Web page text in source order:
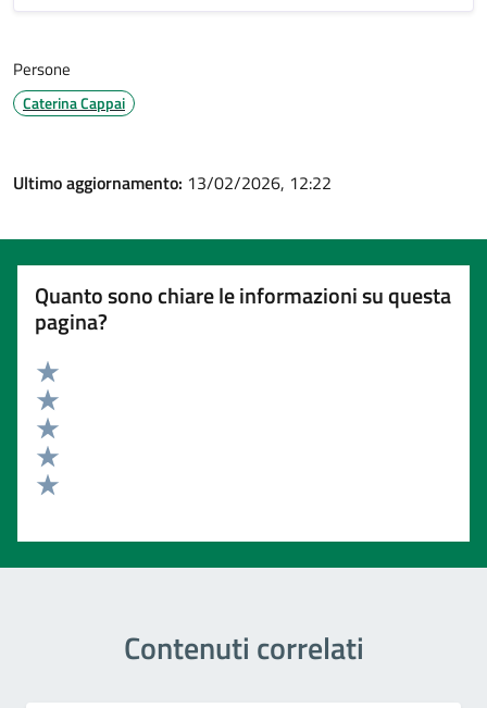
Persone
Caterina Cappai
Ultimo aggiornamento: 13/02/2026, 12:22
Quanto sono chiare le informazioni su questa
pagina?
Valuta 5 stelle su 5
Valuta 4 stelle su 5
Valuta 3 stelle su 5
Valuta 2 stelle su 5
Contenuti correlati